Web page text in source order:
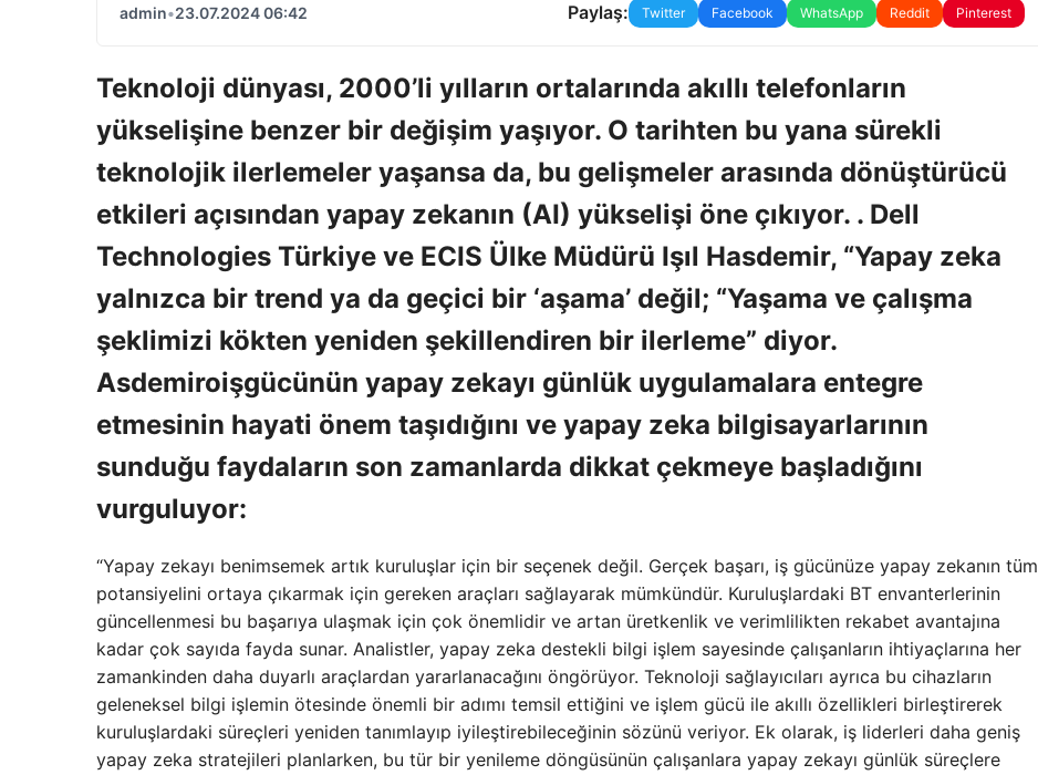
admin•23.07.2024 06:42 Paylaş: Twitter Facebook WhatsApp Reddit Pinterest
Teknoloji dünyası, 2000’li yılların ortalarında akıllı telefonların
yükselişine benzer bir değişim yaşıyor. O tarihten bu yana sürekli
teknolojik ilerlemeler yaşansa da, bu gelişmeler arasında dönüştürücü
etkileri açısından yapay zekanın (AI) yükselişi öne çıkıyor. . Dell
Technologies Türkiye ve ECIS Ülke Müdürü Işıl Hasdemir, “Yapay zeka
yalnızca bir trend ya da geçici bir ‘aşama’ değil; “Yaşama ve çalışma
şeklimizi kökten yeniden şekillendiren bir ilerleme” diyor.
Asdemiroişgücünün yapay zekayı günlük uygulamalara entegre
etmesinin hayati önem taşıdığını ve yapay zeka bilgisayarlarının
sunduğu faydaların son zamanlarda dikkat çekmeye başladığını
vurguluyor:
“Yapay zekayı benimsemek artık kuruluşlar için bir seçenek değil. Gerçek başarı, iş gücünüze yapay zekanın tüm
potansiyelini ortaya çıkarmak için gereken araçları sağlayarak mümkündür. Kuruluşlardaki BT envanterlerinin
güncellenmesi bu başarıya ulaşmak için çok önemlidir ve artan üretkenlik ve verimlilikten rekabet avantajına
kadar çok sayıda fayda sunar. Analistler, yapay zeka destekli bilgi işlem sayesinde çalışanların ihtiyaçlarına her
zamankinden daha duyarlı araçlardan yararlanacağını öngörüyor. Teknoloji sağlayıcıları ayrıca bu cihazların
geleneksel bilgi işlemin ötesinde önemli bir adımı temsil ettiğini ve işlem gücü ile akıllı özellikleri birleştirerek
kuruluşlardaki süreçleri yeniden tanımlayıp iyileştirebileceğinin sözünü veriyor. Ek olarak, iş liderleri daha geniş
yapay zeka stratejileri planlarken, bu tür bir yenileme döngüsünün çalışanlara yapay zekayı günlük süreçlere